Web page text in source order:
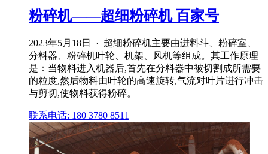
粉碎机——超细粉碎机 百家号
2023年5月18日 · 超细粉碎机主要由进料斗、粉碎室、
分料器、粉碎机叶轮、机架、风机等组成。其工作原理
是：当物料进入机器后,首先在分料器中被切割成所需要
的粒度,然后物料由叶轮的高速旋转,气流对叶片进行冲击
与剪切,使物料获得粉碎。
联系电话: 180 3780 8511